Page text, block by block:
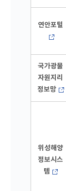
연안포털
국가광물
자원지리
정보망
위성해양
정보시스
템